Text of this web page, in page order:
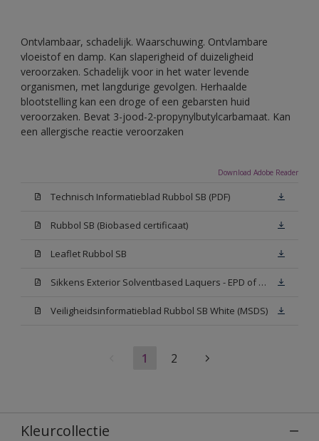
Ontvlambaar, schadelijk. Waarschuwing. Ontvlambare
vloeistof en damp. Kan slaperigheid of duizeligheid
veroorzaken. Schadelijk voor in het water levende
organismen, met langdurige gevolgen. Herhaalde
blootstelling kan een droge of een gebarsten huid
veroorzaken. Bevat 3-jood-2-propynylbutylcarbamaat. Kan
een allergische reactie veroorzaken
Download Adobe Reader
Technisch Informatieblad Rubbol SB (PDF)
Rubbol SB (Biobased certificaat)
Leaflet Rubbol SB
Sikkens Exterior Solventbased Laquers - EPD of Milieuproductverklaring
Veiligheidsinformatieblad Rubbol SB White (MSDS)
1 2
Kleurcollectie